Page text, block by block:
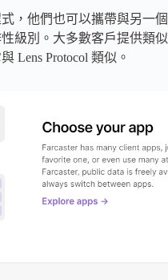
，他們也可以攜帶與另一
級別。大多數客戶提供類
Lens Protocol 類似。